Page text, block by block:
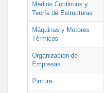
Medios Continuos y
Teoría de Estructuras
Máquinas y Motores
Térmicos
Organización de
Empresas
Pintura